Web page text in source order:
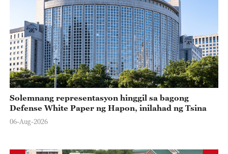
Solemnang representasyon hinggil sa bagong
Defense White Paper ng Hapon, inilahad ng Tsina
06-Aug-2026